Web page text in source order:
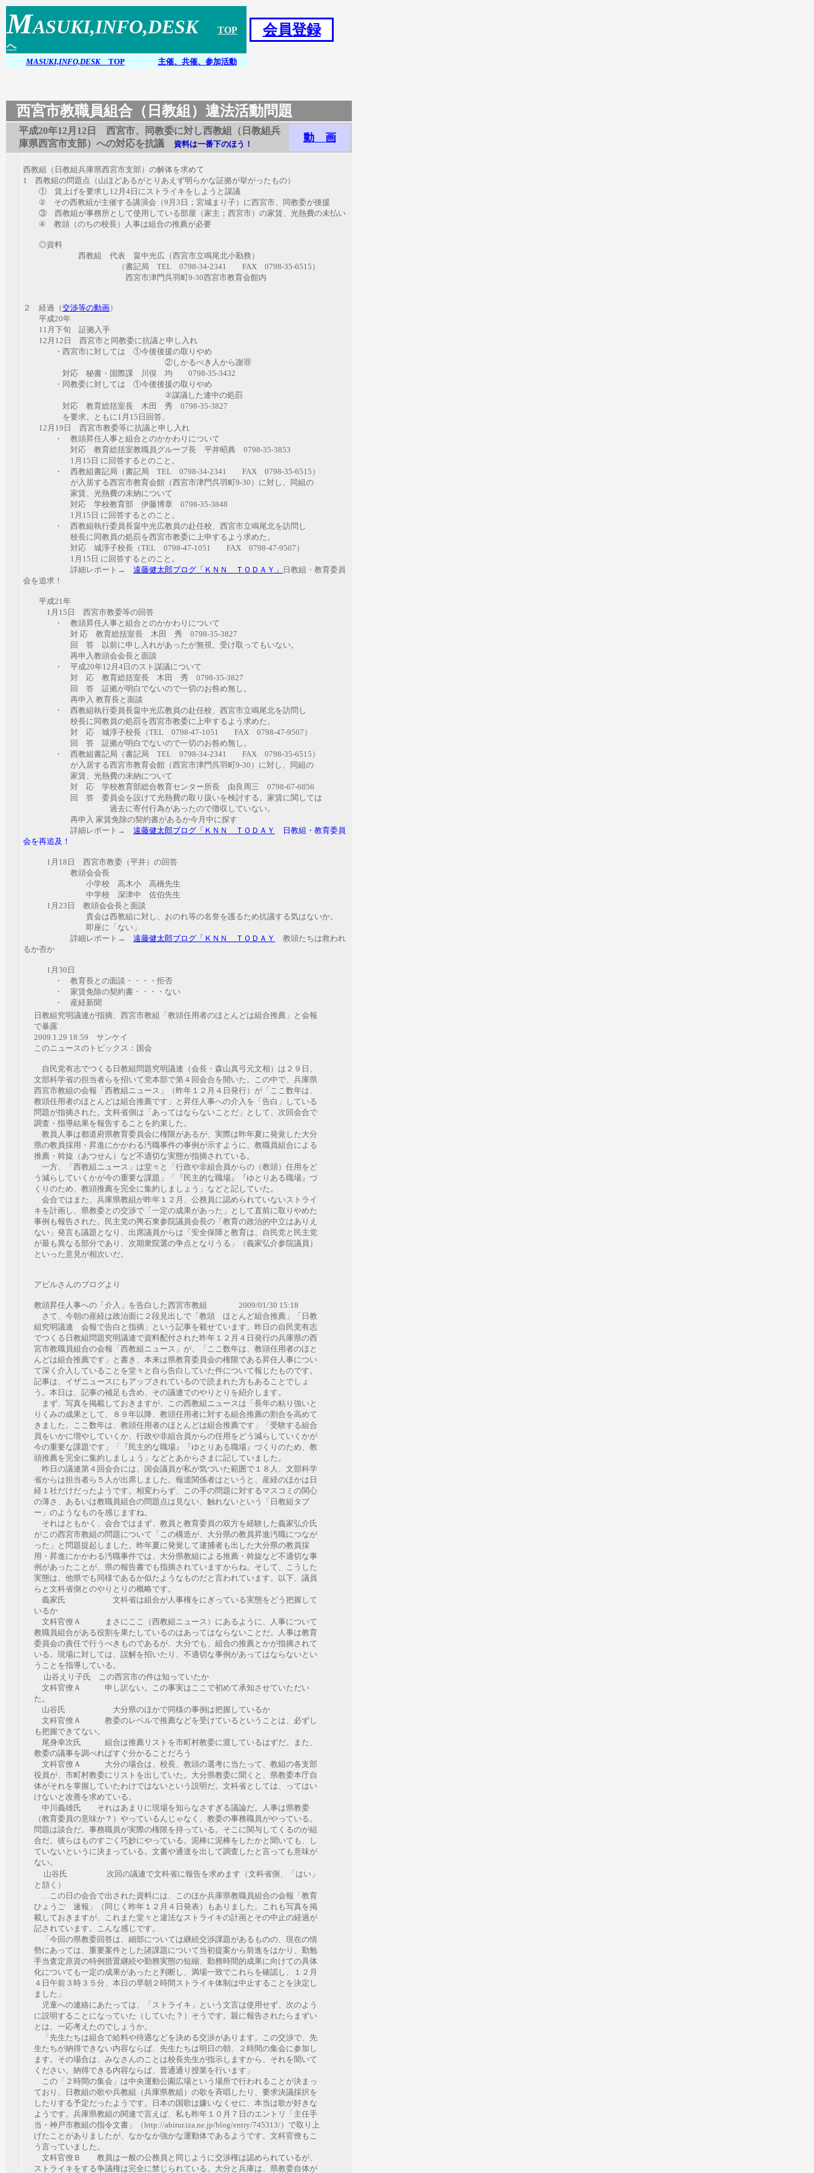
MASUKI,INFO,DESK TOP
へ
会員登録
MASUKI,INFO,DESK TOP 主催、共催、参加活動
西宮市教職員組合（日教組）違法活動問題
平成20年12月12日 西宮市、同教委に対し西教組（日教組兵
庫県西宮市支部）への対応を抗議
資料は一番下のほう！
動 画
西教組（日教組兵庫県西宮市支部）の解体を求めて
1 西教組の問題点（山ほどあるがとりあえず明らかな証拠が挙がったもの）
① 賃上げを要求し12月4日にストライキをしようと謀議
② その西教組が主催する講演会（9月3日；宮城まり子）に西宮市、同教委が後援
③ 西教組が事務所として使用している部屋（家主；西宮市）の家賃、光熱費の未払い
④ 教頭（のちの校長）人事は組合の推薦が必要
◎資料
西教組 代表 畠中光広（西宮市立鳴尾北小勤務）
（書記局 TEL 0798-34-2341 FAX 0798-35-6515）
西宮市津門呉羽町9-30西宮市教育会館内
２ 経過（交渉等の動画）
平成20年
11月下旬 証拠入手
12月12日 西宮市と同教委に抗議と申し入れ
・西宮市に対しては ①今後後援の取りやめ
②しかるべき人から謝罪
対応 秘書・国際課 川俣 均 0798-35-3432
・同教委に対しては ①今後後援の取りやめ
②謀議した連中の処罰
対応 教育総括室長 木田 秀 0798-35-3827
を要求。ともに1月15日回答。
12月19日 西宮市教委等に抗議と申し入れ
・ 教頭昇任人事と組合とのかかわりについて
対応 教育総括室教職員グループ長 平井昭典 0798-35-3853
1月15日 に回答するとのこと。
・ 西教組書記局（書記局 TEL 0798-34-2341 FAX 0798-35-6515）
が入居する西宮市教育会館（西宮市津門呉羽町9-30）に対し、同組の
家賃、光熱費の未納について
対応 学校教育部 伊藤博章 0798-35-3848
1月15日 に回答するとのこと。
・ 西教組執行委員長畠中光広教員の赴任校、西宮市立鳴尾北を訪問し
校長に同教員の処罰を西宮市教委に上申するよう求めた。
対応 城淳子校長（TEL 0798-47-1051 FAX 0798-47-9507）
1月15日 に回答するとのこと。
詳細レポート→ 遠藤健太郎ブログ「ＫＮＮ ＴＯＤＡＹ」
日教組・教育委員
会を追求！
平成21年
1月15日 西宮市教委等の回答
・ 教頭昇任人事と組合とのかかわりについて
対 応 教育総括室長 木田 秀 0798-35-3827
回 答 以前に申し入れがあったが無視、受け取ってもいない。
再申入教頭会会長と面談
・ 平成20年12月4日のスト謀議について
対 応 教育総括室長 木田 秀 0798-35-3827
回 答 証拠が明白でないので一切のお咎め無し。
再申入 教育長と面談
・ 西教組執行委員長畠中光広教員の赴任校、西宮市立鳴尾北を訪問し
校長に同教員の処罰を西宮市教委に上申するよう求めた。
対 応 城淳子校長（TEL 0798-47-1051 FAX 0798-47-9507）
回 答 証拠が明白でないので一切のお咎め無し。
・ 西教組書記局（書記局 TEL 0798-34-2341 FAX 0798-35-6515）
が入居する西宮市教育会館（西宮市津門呉羽町9-30）に対し、同組の
家賃、光熱費の未納について
対 応 学校教育部総合教育センター所長 由良周三 0798-67-6856
回 答 委員会を設けて光熱費の取り扱いを検討する。家賃に関しては
過去に寄付行為があったので徴収していない。
再申入 家賃免除の契約書があるか今月中に探す
詳細レポート→ 遠藤健太郎ブログ「ＫＮＮ ＴＯＤＡＹ
日教組・教育委員
会を再追及！
1月18日 西宮市教委 （平井） の回答
教頭会会長
小学校 高木小 高橋先生
中学校 深津中 佐伯先生
1月23日 教頭会会長と面談
貴会は西教組に対し、おのれ等の名誉を護るため抗議する気はないか。
即座に「ない」
詳細レポート→ 遠藤健太郎ブログ「ＫＮＮ ＴＯＤＡＹ
教頭たちは救われ
るか否か
1月30日
・ 教育長との面談・・・・拒否
・ 家賃免除の契約書・・・・ない
・ 産経新聞
日教組究明議連が指摘、西宮市教組「教頭任用者のほとんどは組合推薦」と会報
で暴露
2009.1.29 18:59 サンケイ
このニュースのトピックス：国会
自民党有志でつくる日教組問題究明議連（会長・森山真弓元文相）は２９日、
文部科学省の担当者らを招いて党本部で第４回会合を開いた。この中で、兵庫県
西宮市教組の会報「西教組ニュース」（昨年１２月４日発行）が「ここ数年は、
教頭任用者のほとんどは組合推薦です」と昇任人事への介入を「告白」している
問題が指摘された。文科省側は「あってはならないことだ」として、次回会合で
調査・指導結果を報告することを約束した。
教員人事は都道府県教育委員会に権限があるが、実際は昨年夏に発覚した大分
県の教員採用・昇進にかかわる汚職事件の事例が示すように、教職員組合による
推薦・斡旋（あつせん）など不適切な実態が指摘されている。
一方、「西教組ニュース」は堂々と「行政や非組合員からの（教頭）任用をど
う減らしていくかが今の重要な課題」「『民主的な職場』『ゆとりある職場』づ
くりのため、教頭推薦を完全に集約しましょう」などと記していた。
会合ではまた、兵庫県教組が昨年１２月、公務員に認められていないストライ
キを計画し、県教委との交渉で「一定の成果があった」として直前に取りやめた
事例も報告された。民主党の輿石東参院議員会長の「教育の政治的中立はありえ
ない」発言も議題となり、出席議員からは「安全保障と教育は、自民党と民主党
が最も異なる部分であり、次期衆院選の争点となりうる」（義家弘介参院議員）
といった意見が相次いだ。
アビルさんのブログより
教頭昇任人事への「介入」を告白した西宮市教組 2009/01/30 15:18
さて、今朝の産経は政治面に２段見出しで「教頭 ほとんど組合推薦」「日教
組究明議連 会報で告白と指摘」という記事を載せています。昨日の自民党有志
でつくる日教組問題究明議連で資料配付された昨年１２月４日発行の兵庫県の西
宮市教職員組合の会報「西教組ニュース」が、「ここ数年は、教頭任用者のほと
んどは組合推薦です」と書き、本来は県教育委員会の権限である昇任人事につい
て深く介入していることを堂々と自ら告白していた件について報じたものです。
記事は、イザニュースにもアップされているので読まれた方もあることでしょ
う。本日は、記事の補足も含め、その議連でのやりとりを紹介します。
まず、写真を掲載しておきますが、この西教組ニュースは「長年の粘り強いと
りくみの成果として、８９年以降、教頭任用者に対する組合推薦の割合を高めて
きました。ここ数年は、教頭任用者のほとんどは組合推薦です」「受験する組合
員をいかに増やしていくか、行政や非組合員からの任用をどう減らしていくかが
今の重要な課題です」「『民主的な職場』『ゆとりある職場』づくりのため、教
頭推薦を完全に集約しましょう」などとあからさまに記していました。
昨日の議連第４回会合には、国会議員が私が気づいた範囲で１８人、文部科学
省からは担当者ら５人が出席しました。報道関係者はというと、産経のほかは日
経１社だけだったようです。相変わらず、この手の問題に対するマスコミの関心
の薄さ、あるいは教職員組合の問題点は見ない、触れないという「日教組タブ
ー」のようなものを感じますね。
それはともかく、会合ではまず、教員と教育委員の双方を経験した義家弘介氏
がこの西宮市教組の問題について「この構造が、大分県の教員昇進汚職につなが
った」と問題提起しました。昨年夏に発覚して逮捕者も出した大分県の教員採
用・昇進にかかわる汚職事件では、大分県教組による推薦・斡旋など不適切な事
例があったことが、県の報告書でも指摘されていますからね。そして、こうした
実態は、他県でも同様であるか似たようなものだと言われています。以下、議員
らと文科省側とのやりとりの概略です。
義家氏 文科省は組合が人事権をにぎっている実態をどう把握して
いるか
文科官僚Ａ まさにここ（西教組ニュース）にあるように、人事について
教職員組合がある役割を果たしているのはあってはならないことだ。人事は教育
委員会の責任で行うべきものであるが、大分でも、組合の推薦とかが指摘されて
いる。現場に対しては、誤解を招いたり、不適切な事例があってはならないとい
うことを指導している。
山谷えり子氏 この西宮市の件は知っていたか
文科官僚Ａ 申し訳ない。この事実はここで初めて承知させていただい
た。
山谷氏 大分県のほかで同様の事例は把握しているか
文科官僚Ａ 教委のレベルで推薦などを受けているということは、必ずし
も把握できてない。
尾身幸次氏 組合は推薦リストを市町村教委に渡しているはずだ。また、
教委の議事を調べればすぐ分かることだろう
文科官僚Ａ 大分の場合は、校長、教頭の選考に当たって、教組の各支部
役員が、市町村教委にリストを出していた。大分県教委に聞くと、県教委本庁自
体がそれを掌握していたわけではないという説明だ。文科省としては、ってはい
けないと改善を求めている。
中川義雄氏 それはあまりに現場を知らなさすぎる議論だ。人事は県教委
（教育委員の意味か？）やっているんじゃなく、教委の事務職員がやっている。
問題は談合だ。事務職員が実際の権限を持っている。そこに関与してくるのが組
合だ。彼らはものすごく巧妙にやっている。泥棒に泥棒をしたかと聞いても、し
ていないというに決まっている。文書や通達を出して調査したと言っても意味が
ない。
山谷氏 次回の議連で文科省に報告を求めます（文科省側、「はい」
と頷く）
…この日の会合で出された資料には、このほか兵庫県教職員組合の会報「教育
ひょうご 速報」（同じく昨年１２月４日発表）もありました。これも写真を掲
載しておきますが、これまた堂々と違法なストライキの計画とその中止の経過が
記されています。こんな感じです。
「今回の県教委回答は、細部については継続交渉課題があるものの、現在の情
勢にあっては、重要案件とした諸課題について当初提案から前進をはかり、勤勉
手当査定原資の特例措置継続や勤務実態の短縮、勤務時間的成果に向けての具体
化についても一定の成果があったと判断し、満場一致でこれらを確認し、１２月
４日午前３時３５分、本日の早朝２時間ストライキ体制は中止することを決定し
ました」
児童への連絡にあたっては、「ストライキ」という文言は使用せず、次のよう
に説明することになっていた（していた？）そうです。親に報告されたらまずい
とは、一応考えたのでしょうか。
「先生たちは組合で給料や待遇などを決める交渉があります。この交渉で、先
生たちが納得できない内容ならば、先生たちは明日の朝、２時間の集会に参加し
ます。その場合は、みなさんのことは校長先生が指示しますから、それを聞いて
ください。納得できる内容ならば、普通通り授業を行います」
この「２時間の集会」は中央運動公園広場という場所で行われることが決まっ
ており、日教組の歌や兵教組（兵庫県教組）の歌を斉唱したり、要求決議採択を
したりする予定だったようです。日本の国歌は嫌いなくせに、本当は歌が好きな
ようです。兵庫県教組の関連で言えば、私も昨年１０月７日のエントリ「主任手
当・神戸市教組の指令文書」（http://abirur.iza.ne.jp/blog/entry/745313/）で取り上
げたことがありましたが、なかなか強かな運動体であるようです。文科官僚もこ
う言っていました。
文科官僚Ｂ 教員は一般の公務員と同じように交渉権は認められているが、
ストライキをする争議権は完全に禁じられている。大分と兵庫は、県教委自体が